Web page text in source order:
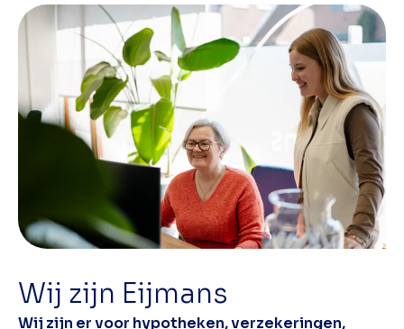
Wij zijn Eijmans
Wij zijn er voor hypotheken, verzekeringen,